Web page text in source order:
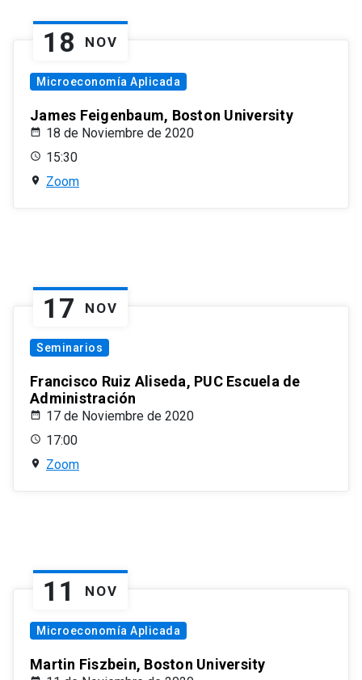
18 NOV
Microeconomía Aplicada
James Feigenbaum, Boston University
18 de Noviembre de 2020
15:30
Zoom
17 NOV
Seminarios
Francisco Ruiz Aliseda, PUC Escuela de
Administración
17 de Noviembre de 2020
17:00
Zoom
11 NOV
Microeconomía Aplicada
Martin Fiszbein, Boston University